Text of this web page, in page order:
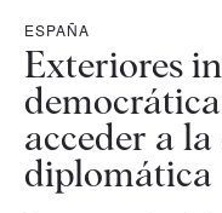
ESPAÑA
Exteriores
acceder a
diplomática